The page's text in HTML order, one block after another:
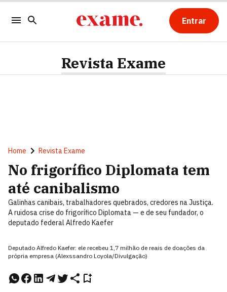
Entrar
Revista Exame
Home Revista Exame
No frigorífico Diplomata tem
até canibalismo
Galinhas canibais, trabalhadores quebrados, credores na Justiça.
A ruidosa crise do frigorífico Diplomata — e de seu fundador, o
deputado federal Alfredo Kaefer
Deputado Alfredo Kaefer: ele recebeu 1,7 milhão de reais de doações da
própria empresa (Alexssandro Loyola/Divulgação)